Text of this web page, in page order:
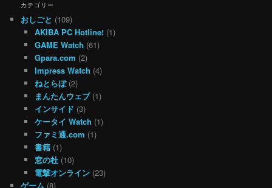
カテゴリー
おしごと (109)
AKIBA PC Hotline!(1)
GAME Watch (61)
Gpara.com (2)
Impress Watch (4)
ねとらぼ(2)
まんたんウェブ(1)
インサイド (3)
ケータイ Watch (1)
ファミ通.com (1)
書籍(1)
窓の杜(10)
電撃オンライン(23)
ゲーム (8)